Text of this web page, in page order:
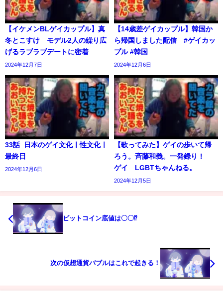
【イケメンBLゲイカップル】真
冬とこすけ モデル2人の繰り広
げるラブラブデートに密着
2024年12月7日
【14歳差ゲイカップル】韓国か
ら帰国しました配信 #ゲイカッ
プル #韓国
2024年12月6日
33話_日本のゲイ文化ㅣ性文化ㅣ
最終日
2024年12月6日
【歌ってみた】ゲイの歩いて帰
ろう。斉藤和義。一発録り！
ゲイ LGBTちゃんねる。
2024年12月5日
ビットコイン底値は〇〇⁉️
次の仮想通貨バブルはこれで起きる！